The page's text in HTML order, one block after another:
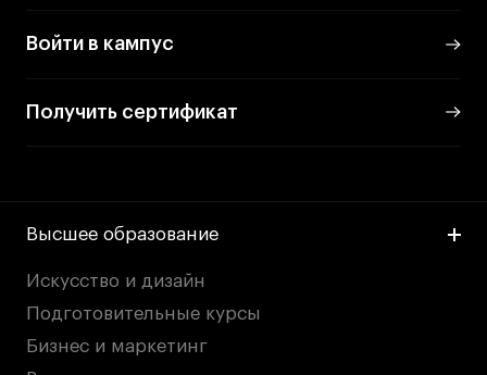
Войти в кампус
Получить сертификат
Высшее образование
Искусство и дизайн
Подготовительные курсы
Бизнес и маркетинг